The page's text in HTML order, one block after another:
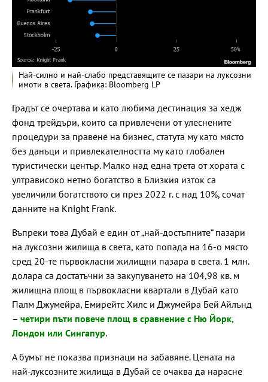
Най-силно и най-слабо представящите се пазари на луксозни
имоти в света. Графика: Bloomberg LP
Градът се очертава и като любима дестинация за хедж
фонд трейдъри, които са привлечени от улеснените
процедури за правене на бизнес, статута му като място
без данъци и привлекателността му като глобален
туристически център. Малко над една трета от хората с
ултрависоко нетно богатство в Близкия изток са
увеличили богатството си през 2022 г. с над 10%, сочат
данните на Knight Frank.
Въпреки това Дубай е един от „най-достъпните“ пазари
на луксозни жилища в света, като попада на 16-о място
сред 20-те първокласни жилищни пазара в света. 1 млн.
долара са достатъчни за закупуването на 104,98 кв. м
жилищна площ в първокласни квартали в Дубай като
Палм Джумейра, Емирейтс Хилс и Джумейра Бей Айлънд
– четири пъти повече площ в сравнение с Ню Йорк,
Лондон или Сингапур.
А бумът не показва признаци на забавяне. Цената на
най-луксозните жилища в Дубай се очаква да нарасне